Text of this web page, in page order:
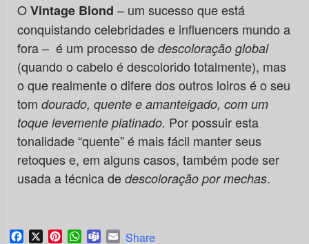
OVintage Blond – um sucesso que está
conquistando celebridades e influencers mundo a
fora – é um processo de descoloração global
(quando o cabelo é descolorido totalmente), mas
o que realmente o difere dos outros loiros é o seu
tom dourado, quente e amanteigado, com um
toque levemente platinado. Por possuir esta
tonalidade“quente” é mais fácil manter seus
retoques e, em alguns casos, também pode ser
usada a técnica de descoloração por mechas.
Facebook
X PinterestWhatsApp
TeamsEmail
Share